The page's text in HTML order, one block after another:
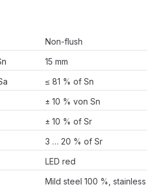
Non-flush
15 mm
≤ 81 % of Sn
± 10 % von Sn
± 10 % of Sr
3 … 20 % of Sr
LED red
Mild steel 100 %, stainless